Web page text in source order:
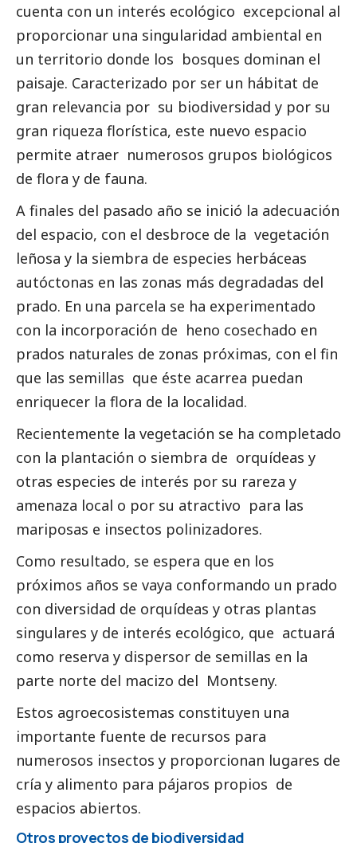
cuenta con un interés ecológico excepcional al
proporcionar una singularidad ambiental en
un territorio donde los bosques dominan el
paisaje. Caracterizado por ser un hábitat de
gran relevancia por su biodiversidad y por su
gran riqueza florística, este nuevo espacio
permite atraer numerosos grupos biológicos
de flora y de fauna.
A finales del pasado año se inició la adecuación
del espacio, con el desbroce de la vegetación
leñosa y la siembra de especies herbáceas
autóctonas en las zonas más degradadas del
prado. En una parcela se ha experimentado
con la incorporación de heno cosechado en
prados naturales de zonas próximas, con el fin
que las semillas que éste acarrea puedan
enriquecer la flora de la localidad.
Recientemente la vegetación se ha completado
con la plantación o siembra de orquídeas y
otras especies de interés por su rareza y
amenaza local o por su atractivo para las
mariposas e insectos polinizadores.
Como resultado, se espera que en los
próximos años se vaya conformando un prado
con diversidad de orquídeas y otras plantas
singulares y de interés ecológico, que actuará
como reserva y dispersor de semillas en la
parte norte del macizo del Montseny.
Estos agroecosistemas constituyen una
importante fuente de recursos para
numerosos insectos y proporcionan lugares de
cría y alimento para pájaros propios de
espacios abiertos.
Otros proyectos de biodiversidad